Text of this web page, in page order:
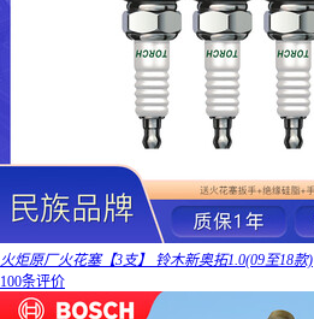
火炬原厂火花塞【3支】 铃木新奥拓1.0(09至18款)
100条评价